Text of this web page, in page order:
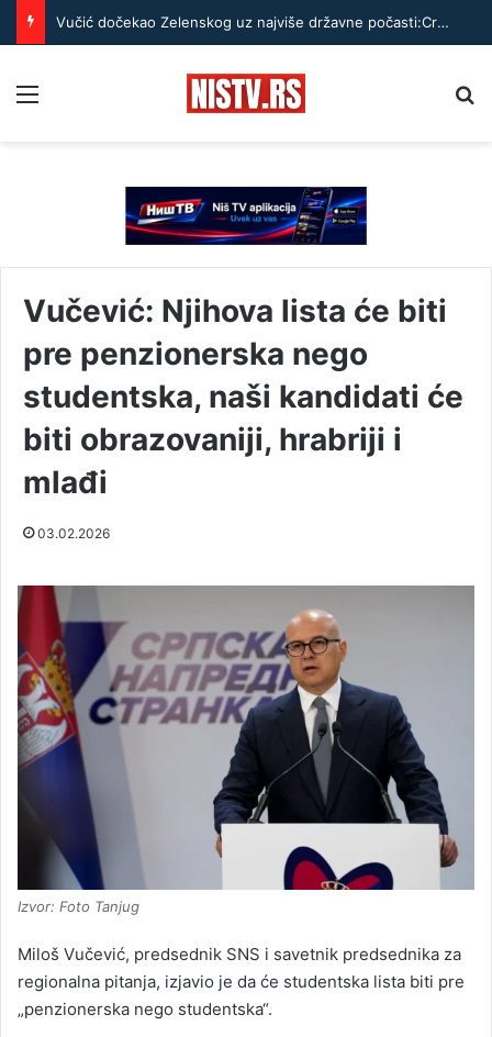
Vučić dočekao Zelenskog uz najviše državne počasti:Crveni tepih, Garda i himne, pa razgovor oči u oči u Palati Srbija
Vučević: Njihova lista će biti
pre penzionerska nego
studentska, naši kandidati će
biti obrazovaniji, hrabriji i
mlađi
03.02.2026
Izvor: Foto Tanjug
Miloš Vučević, predsednik SNS i savetnik predsednika za
regionalna pitanja, izjavio je da će studentska lista biti pre
„penzionerska nego studentska“.